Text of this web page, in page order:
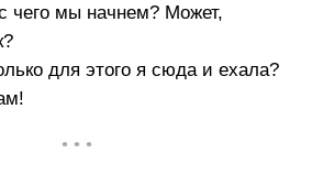
мы начнем? Может,
для этого я сюда и ехала?
• • •